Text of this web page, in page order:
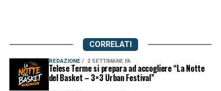
CORRELATI
REDAZIONE 2 SETTIMANE FA
Telese Terme si prepara ad accogliere “La Notte
del Basket – 3×3 Urban Festival”